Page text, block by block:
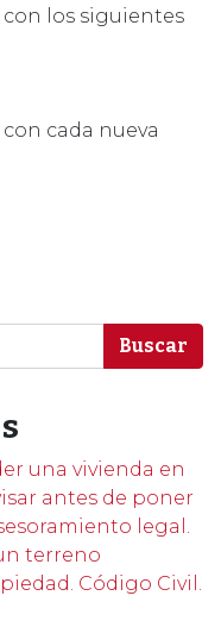
los siguientes
cada nueva
una vivienda en
antes de poner
legal.
terreno
Código Civil.